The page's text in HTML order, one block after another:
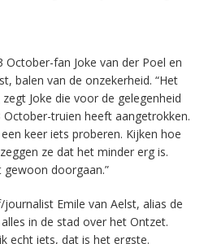
October-fan Joke van der Poel en
balen van de onzekerheid. “Het
Joke die voor de gelegenheid
truien heeft aangetrokken.
keer iets proberen. Kijken hoe
ze dat het minder erg is.
doorgaan.”
Emile van Aelst, alias de
in de stad over het Ontzet.
echt iets, dat is het ergste.